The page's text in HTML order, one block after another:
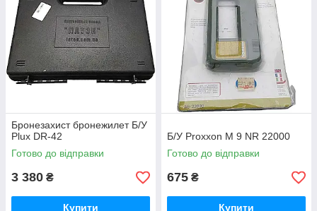
Бронезахист бронежилет Б/У
Plux DR-42
Готово до відправки
3 380 ₴
Купити
Б/У Proxxon M 9 NR 22000
Готово до відправки
675 ₴
Купити